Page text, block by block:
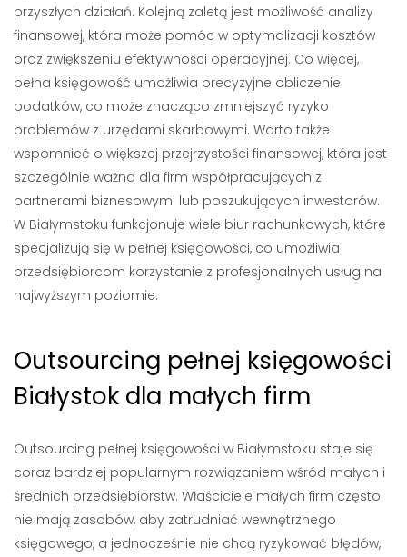
przyszłych działań. Kolejną zaletą jest możliwość analizy
finansowej, która może pomóc w optymalizacji kosztów
oraz zwiększeniu efektywności operacyjnej. Co więcej,
pełna księgowość umożliwia precyzyjne obliczenie
podatków, co może znacząco zmniejszyć ryzyko
problemów z urzędami skarbowymi. Warto także
wspomnieć o większej przejrzystości finansowej, która jest
szczególnie ważna dla firm współpracujących z
partnerami biznesowymi lub poszukujących inwestorów.
W Białymstoku funkcjonuje wiele biur rachunkowych, które
specjalizują się w pełnej księgowości, co umożliwia
przedsiębiorcom korzystanie z profesjonalnych usług na
najwyższym poziomie.
Outsourcing pełnej księgowości
Białystok dla małych firm
Outsourcing pełnej księgowości w Białymstoku staje się
coraz bardziej popularnym rozwiązaniem wśród małych i
średnich przedsiębiorstw. Właściciele małych firm często
nie mają zasobów, aby zatrudniać wewnętrznego
księgowego, a jednocześnie nie chcą ryzykować błędów,